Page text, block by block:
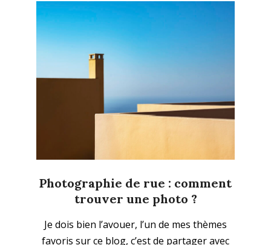
Photographie de rue : comment
trouver une photo ?
11-
Je dois bien l’avouer, l’un de mes thèmes
favoris sur ce blog, c’est de partager avec